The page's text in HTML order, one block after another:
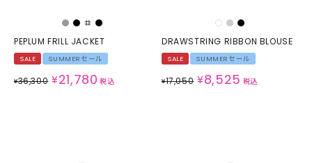
PEPLUM FRILL JACKET
SALE SUMMERセール
¥36,300 ¥21,780 税込
DRAWSTRING RIBBON BLOUSE
SALE SUMMERセール
¥17,050 ¥8,525 税込